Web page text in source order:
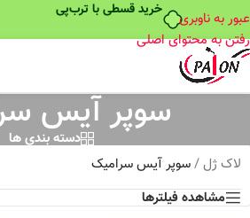
خرید قسطی با ترب‌پی
عبور به ناوبری
رفتن به محتوای اصلی
سوپر آیس
دسته بندی ها
لاک ژل/سوپر آیس سرامیک
مشاهده فیلترها